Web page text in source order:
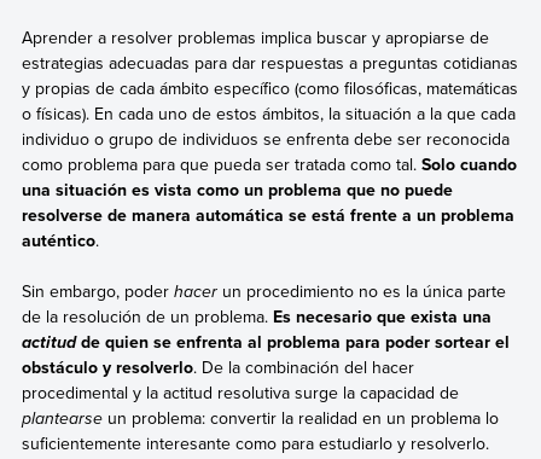
Aprender a resolver problemas implica buscar y apropiarse de
estrategias adecuadas para dar respuestas a preguntas cotidianas
y propias de cada ámbito específico (como filosóficas, matemáticas
o físicas). En cada uno de estos ámbitos, la situación a la que cada
individuo o grupo de individuos se enfrenta debe ser reconocida
como problema para que pueda ser tratada como tal. Solo cuando
una situación es vista como un problema que no puede
resolverse de manera automática se está frente a un problema
auténtico.
Sin embargo, poder hacerun procedimiento no es la única parte
de la resolución de un problema. Es necesario que exista una
actitudde quien se enfrenta al problema para poder sortear el
obstáculo y resolverlo. De la combinación del hacer
procedimental y la actitud resolutiva surge la capacidad de
plantearseun problema: convertir la realidad en un problema lo
suficientemente interesante como para estudiarlo y resolverlo.